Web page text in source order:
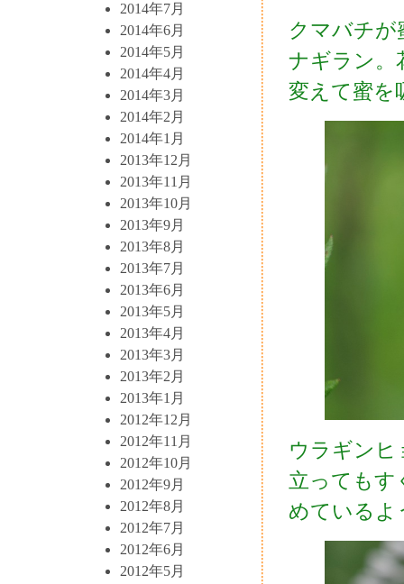
2014年7月
2014年6月
2014年5月
2014年4月
2014年3月
2014年2月
2014年1月
2013年12月
2013年11月
2013年10月
2013年9月
2013年8月
2013年7月
2013年6月
2013年5月
2013年4月
2013年3月
2013年2月
2013年1月
2012年12月
2012年11月
2012年10月
2012年9月
2012年8月
2012年7月
2012年6月
2012年5月
クマバチが
ナギラン。
変えて蜜を
ウラギンヒ
立ってもす
めているよ